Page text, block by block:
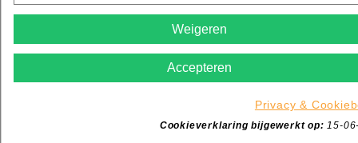
Mesitran Soft Wondgel 10 x 1gr
Ratedout of 5 stars based onreview(s)
incl. btw€ 3,93
Weigeren
Accepteren
Privacy &
Cookieverklaring bijgewerkt op: 15-